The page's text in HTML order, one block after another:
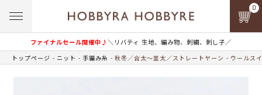
ファイナルセール開催中♪＼リバティ 生地、編み物、刺繍、刺し子／
0
トップページ ニット 手編み糸 秋冬／合太～並太／ストレートヤーン ウールス